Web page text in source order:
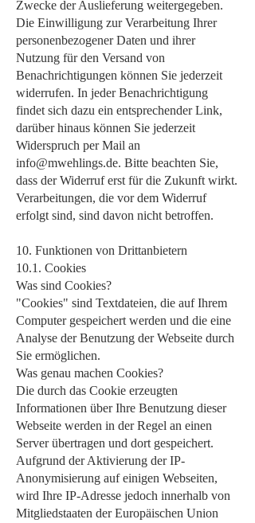
Zwecke der Auslieferung weitergegeben.
Die Einwilligung zur Verarbeitung Ihrer
personenbezogener Daten und ihrer
Nutzung für den Versand von
Benachrichtigungen können Sie jederzeit
widerrufen. In jeder Benachrichtigung
findet sich dazu ein entsprechender Link,
darüber hinaus können Sie jederzeit
Widerspruch per Mail an
info@mwehlings.de. Bitte beachten Sie,
dass der Widerruf erst für die Zukunft wirkt.
Verarbeitungen, die vor dem Widerruf
erfolgt sind, sind davon nicht betroffen.
10. Funktionen von Drittanbietern
10.1. Cookies
Was sind Cookies?
"Cookies" sind Textdateien, die auf Ihrem
Computer gespeichert werden und die eine
Analyse der Benutzung der Webseite durch
Sie ermöglichen.
Was genau machen Cookies?
Die durch das Cookie erzeugten
Informationen über Ihre Benutzung dieser
Webseite werden in der Regel an einen
Server übertragen und dort gespeichert.
Aufgrund der Aktivierung der IP-
Anonymisierung auf einigen Webseiten,
wird Ihre IP-Adresse jedoch innerhalb von
Mitgliedstaaten der Europäischen Union